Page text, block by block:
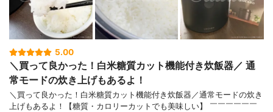
5.00
＼買って良かった！白米糖質カット機能付き炊飯器／ 通
常モードの炊き上げもあるよ！
＼買って良かった！白米糖質カット機能付き炊飯器／通常モードの炊き
上げもあるよ！⁡【糖質・カロリーカットでも美味しい】 ￣￣￣￣￣￣